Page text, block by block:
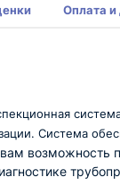
Оплата и
Система
возможность